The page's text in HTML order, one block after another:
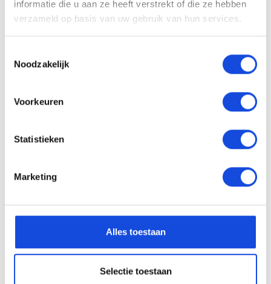
informatie die u aan ze heeft verstrekt of die ze hebben
verzameld op basis van uw gebruik van hun services.
Noodzakelijk
Voorkeuren
Statistieken
Marketing
Alles toestaan
Selectie toestaan